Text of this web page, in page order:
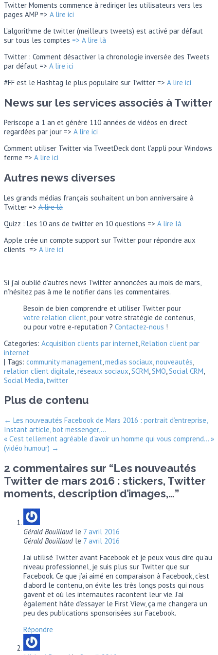
Twitter Moments commence à rediriger les utilisateurs vers les
pages AMP => A lire ici
L’algorithme de twitter (meilleurs tweets) est activé par défaut
sur tous les comptes => A lire là
Twitter : Comment désactiver la chronologie inversée des Tweets
par défaut => A lire ici
#FF est le Hashtag le plus populaire sur Twitter => A lire ici
News sur les services associés à Twitter
Periscope a 1 an et génère 110 années de vidéos en direct
regardées par jour => A lire ici
Comment utiliser Twitter via TweetDeck dont l’appli pour Windows
ferme => A lire ici
Autres news diverses
Les grands médias français souhaitent un bon anniversaire à
Twitter => A lire là
Quizz : Les 10 ans de twitter en 10 questions => A lire là
Apple crée un compte support sur Twitter pour répondre aux
clients => A lire ici
Si j’ai oublié d’autres news Twitter annoncées au mois de mars,
n’hésitez pas à me le notifier dans les commentaires.
Besoin de bien comprendre et utiliser Twitter pour
votre relation client , pour votre stratégie de contenus,
ou pour votre e-reputation ? Contactez-nous !
Categories: Acquisition clients par internet Relation client par
internet
| Tags: community management medias sociaux nouveautés
relation client digitale réseaux sociaux SCRM SMO Social CRM
Social Media twitter
Plus de contenu
← Les nouveautés Facebook de Mars 2016 : portrait d’entreprise,
Instant article, bot messenger,…
« C’est tellement agréable d’avoir un homme qui vous comprend… »
(vidéo humour) →
2 commentaires sur “Les nouveautés
Twitter de mars 2016 : stickers, Twitter
moments, description d’images,…”
Gérald Bouillaud le 7 avril 2016
Gérald Bouillaud le 7 avril 2016
J’ai utilisé Twitter avant Facebook et je peux vous dire qu’au
niveau professionnel, je suis plus sur Twitter que sur
Facebook. Ce que j’ai aimé en comparaison à Facebook, c’est
d’abord le contenu, on évite les très longs posts qui nous
gavent et où les internautes racontent leur vie. J’ai
également hâte d’essayer le First View, ça me changera un
peu des publications sponsorisées sur Facebook.
Répondre